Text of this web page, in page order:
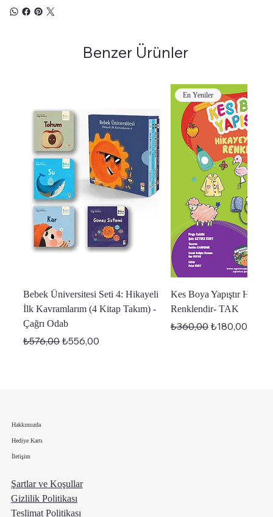
Benzer Ürünler
Bebek Üniversitesi Seti 4: Hikayeli
İlk Kavramlarım (4 Kitap Takım) -
Çağrı Odab
Normal Fiyat
₺576,00İndirimli Fiyat
₺556,00
En Yeniler
Kes Boya Yapıştır
Renklendir- TAK
Normal Fiyat
₺360,00 İndirimli Fiyat
₺180,00
Hakkımızda
Hediye Kartı
İletişim
Şartlar ve Koşullar
Gizlilik Politikası
Teslimat Politikası